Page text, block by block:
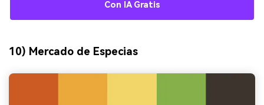
Con IA Gratis
10) Mercado de Especias